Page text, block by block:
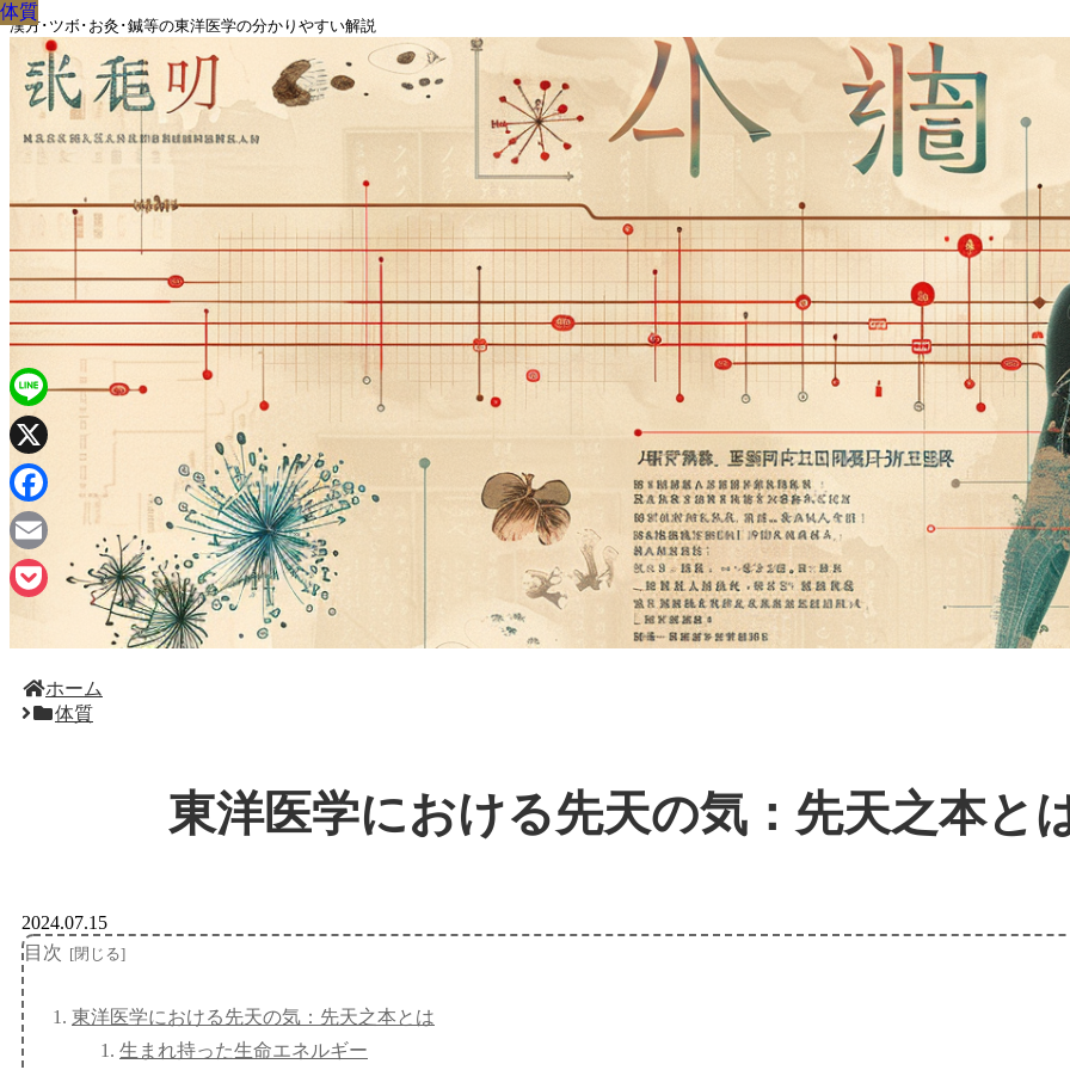
漢方･ツボ･お灸･鍼等の東洋医学の分かりやすい解説
ホーム
体質
東洋医学における先天の気：先天之本と
体質
2024.07.15
目次
東洋医学における先天の気：先天之本とは
生まれ持った生命エネルギー
体質
体質
体質
体質
体質
体質
体質
体質
Line
X
Facebook
Email